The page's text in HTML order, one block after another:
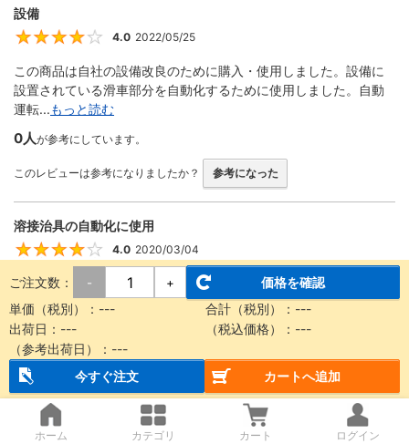
設備
4
4.0 2022/05/25
この商品は自社の設備改良のために購入・使用しました。設備に
設置されている滑車部分を自動化するために使用しました。自動
運転...もっと読む
0人が参考にしています。
このレビューは参考になりましたか？ 参考になった
溶接治具の自動化に使用
4
4.0 2020/03/04
回転する機構をエアーで動かす際に使用しました。 ストロークが
豊富、形状が細くて設計に組み込みやすい、取り付け金具が便利
な...もっと読む
0人が参考にしています。
このレビューは参考になりましたか？ 参考になった
装置
ご注文数： - +
価格を確認
単価（税別）： --- 合計（税別）： ---
出荷日： --- （税込価格）： ---
（参考出荷日）： ---
今すぐ注文
カートへ追加
ホーム カテゴリ カート ログイン